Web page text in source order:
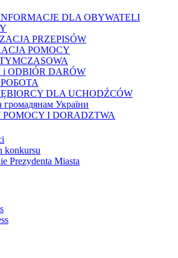
DLA OBYWATELI
PRZEPISÓW
POMOCY
i ODBIÓR DARÓW
РОБОТА
DLA UCHODŹCÓW
громадянам України
I DORADZTWA
konkursu
Prezydenta Miasta